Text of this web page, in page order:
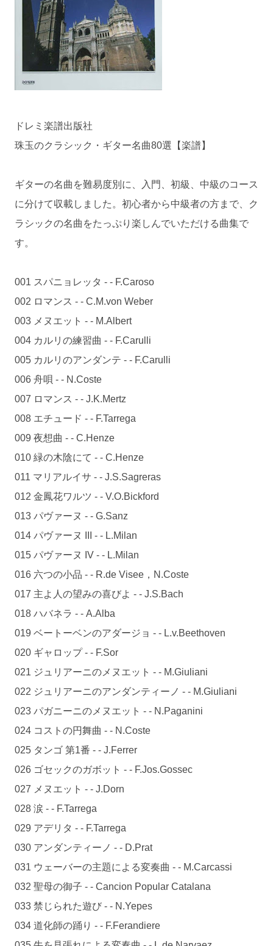
ドレミ楽譜出版社
珠玉のクラシック・ギター名曲80選【楽譜】
ギターの名曲を難易度別に、入門、初級、中級のコース
に分けて収載しました。初心者から中級者の方まで、ク
ラシックの名曲をたっぷり楽しんでいただける曲集で
す。
001 スパニョレッタ - - F.Caroso
002 ロマンス - - C.M.von Weber
003 メヌエット - - M.Albert
004 カルリの練習曲 - - F.Carulli
005 カルリのアンダンテ - - F.Carulli
006 舟唄 - - N.Coste
007 ロマンス - - J.K.Mertz
008 エチュード - - F.Tarrega
009 夜想曲 - - C.Henze
010 緑の木陰にて - - C.Henze
011 マリアルイサ - - J.S.Sagreras
012 金鳳花ワルツ - - V.O.Bickford
013 パヴァーヌ - - G.Sanz
014 パヴァーヌ III - - L.Milan
015 パヴァーヌ IV - - L.Milan
016 六つの小品 - - R.de Visee，N.Coste
017 主よ人の望みの喜びよ - - J.S.Bach
018 ハバネラ - - A.Alba
019 ベートーベンのアダージョ - - L.v.Beethoven
020 ギャロップ - - F.Sor
021 ジュリアーニのメヌエット - - M.Giuliani
022 ジュリアーニのアンダンティーノ - - M.Giuliani
023 パガニーニのメヌエット - - N.Paganini
024 コストの円舞曲 - - N.Coste
025 タンゴ 第1番 - - J.Ferrer
026 ゴセックのガボット - - F.Jos.Gossec
027 メヌエット - - J.Dorn
028 涙 - - F.Tarrega
029 アデリタ - - F.Tarrega
030 アンダンティーノ - - D.Prat
031 ウェーバーの主題による変奏曲 - - M.Carcassi
032 聖母の御子 - - Cancion Popular Catalana
033 禁じられた遊び - - N.Yepes
034 道化師の踊り - - F.Ferandiere